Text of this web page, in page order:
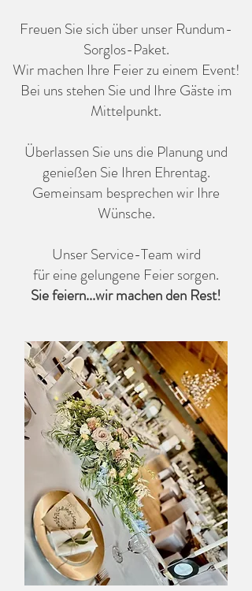
Freuen Sie sich über unser Rundum-
Sorglos-Paket.​
Wir machen Ihre Feier zu einem Event!​
Bei uns stehen Sie und Ihre Gäste im
Mittelpunkt.
Überlassen Sie uns die Planung und
genießen Sie Ihren Ehrentag.
Gemeinsam besprechen wir Ihre
Wünsche.
Unser Service-Team wird
für eine gelungene Feier sorgen.
Sie feiern...wir machen den Rest!